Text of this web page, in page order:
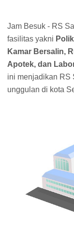
Jam Besuk - RS
fasilitas yakni
Kamar Bersalin,
Apotek, dan
ini menjadikan RS
unggulan di kota